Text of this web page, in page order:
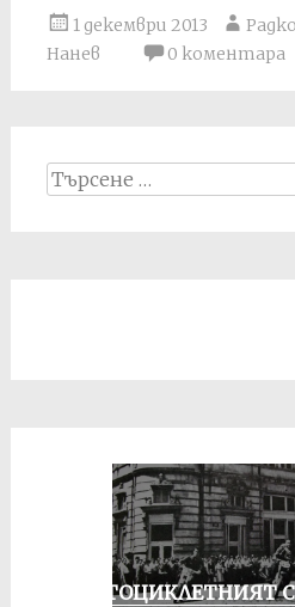
1 декември 2013
Нанев
0 коментара
Search
МОТОЦИКЛЕТНИЯТ